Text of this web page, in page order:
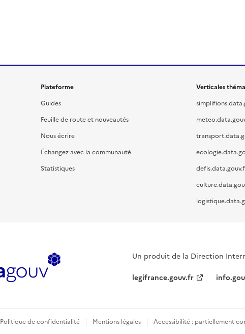
Plateforme
Guides
Feuille de route et nouveautés
Nous écrire
Échangez avec la communauté
Statistiques
Verticales
Un produit de la Direction
legifrance.gouv.fr
Politique de confidentialité Mentions légales Accessibilité : partiellement